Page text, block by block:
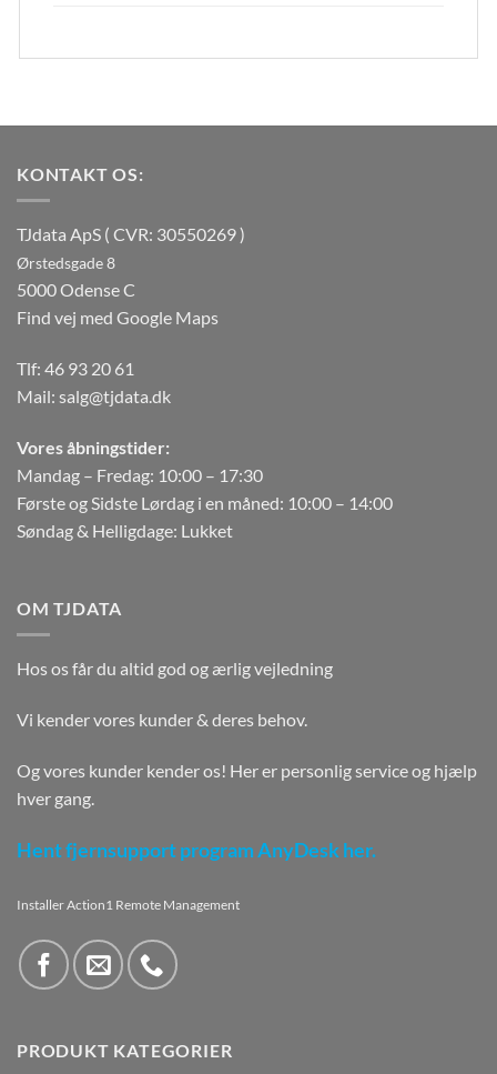
KONTAKT OS:
TJdata ApS ( CVR: 30550269 )
Ørstedsgade 8
5000 Odense C
Find vej med Google Maps
Tlf: 46 93 20 61
Mail: salg@tjdata.dk
Vores åbningstider:
Mandag – Fredag: 10:00 – 17:30
Første og Sidste Lørdag i en måned: 10:00 – 14:00
Søndag & Helligdage: Lukket
OM TJDATA
Hos os får du altid god og ærlig vejledning
Vi kender vores kunder & deres behov.
Og vores kunder kender os! Her er personlig service og hjælp
hver gang.
Hent fjernsupport program AnyDesk her.
Installer Action1 Remote Management
PRODUKT KATEGORIER